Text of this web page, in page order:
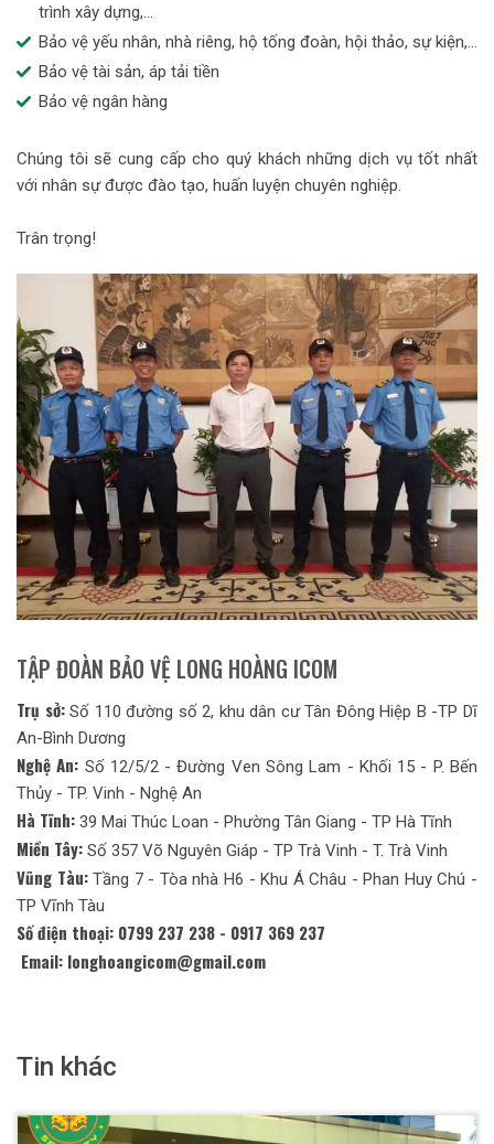
trình xây dựng,…
Bảo vệ yếu nhân, nhà riêng, hộ tống đoàn, hội thảo, sự kiện,…
Bảo vệ tài sản, áp tải tiền
Bảo vệ ngân hàng
Chúng tôi sẽ cung cấp cho quý khách những dịch vụ tốt nhất
với nhân sự được đào tạo, huấn luyện chuyên nghiệp.
Trân trọng!
TẬP ĐOÀN BẢO VỆ LONG HOÀNG ICOM
Trụ sở:Số 110 đường số 2, khu dân cư Tân Đông Hiệp B -TP Dĩ
An-Bình Dương
Nghệ An: Số 12/5/2 - Đường Ven Sông Lam - Khối 15 - P. Bến
Thủy - TP. Vinh - Nghệ An
Hà Tĩnh: 39 Mai Thúc Loan - Phường Tân Giang - TP Hà Tĩnh
Miền Tây: Số 357 Võ Nguyên Giáp - TP Trà Vinh - T. Trà Vinh
Vũng Tàu:Tầng 7 - Tòa nhà H6 - Khu Á Châu - Phan Huy Chú -
TP Vĩnh Tàu
Số điện thoại: 0799 237 238 - 0917 369 237
Email: longhoangicom@gmail.com
Tin khác